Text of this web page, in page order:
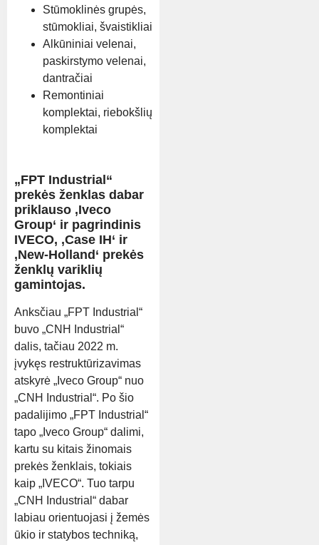
Stūmoklinės grupės,
stūmokliai, švaistikliai
Alkūniniai velenai,
paskirstymo velenai,
dantračiai
Remontiniai
komplektai, riebokšlių
komplektai
„FPT Industrial“
prekės ženklas dabar
priklauso ‚Iveco
Group‘ ir pagrindinis
IVECO, ‚Case IH‘ ir
‚New-Holland‘ prekės
ženklų variklių
gamintojas.
Anksčiau „FPT Industrial“
buvo „CNH Industrial“
dalis, tačiau 2022 m.
įvykęs restruktūrizavimas
atskyrė „Iveco Group“ nuo
„CNH Industrial“. Po šio
padalijimo „FPT Industrial“
tapo „Iveco Group“ dalimi,
kartu su kitais žinomais
prekės ženklais, tokiais
kaip „IVECO“. Tuo tarpu
„CNH Industrial“ dabar
labiau orientuojasi į žemės
ūkio ir statybos techniką,